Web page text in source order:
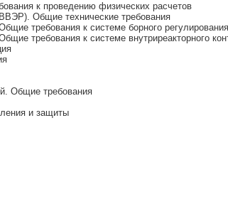
к проведению физических расчетов
Общие технические требования
требования к системе борного регулирования
требования к системе внутриреакторного
Общие требования
и защиты